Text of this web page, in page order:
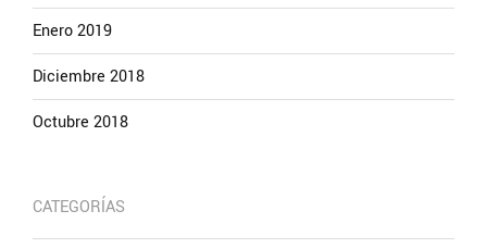
Enero 2019
Diciembre 2018
Octubre 2018
CATEGORÍAS